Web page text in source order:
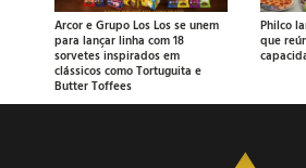
Arcor e Grupo Los Los se unem
para lançar linha com 18
sorvetes inspirados em
clássicos como Tortuguita e
Butter Toffees
Philco
que